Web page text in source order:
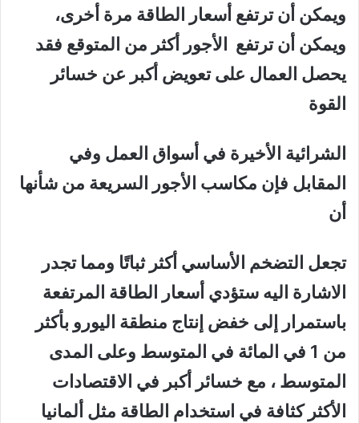
ويمكن أن ترتفع أسعار الطاقة مرة أخرى،
ويمكن أن ترتفع الأجور أكثر من المتوقع فقد
يحصل العمال على تعويض أكبر عن خسائر
القوة
الشرائية الأخيرة في أسواق العمل وفي
المقابل فإن مكاسب الأجور السريعة من شأنها
أن
تجعل التضخم الأساسي أكثر ثباتًا ومما تجدر
الاشارة اليه ستؤدي أسعار الطاقة المرتفعة
باستمرار إلى خفض إنتاج منطقة اليورو بأكثر
من 1 في المائة في المتوسط وعلى المدى
المتوسط ، مع خسائر أكبر في الاقتصادات
الأكثر كثافة في استخدام الطاقة مثل ألمانيا